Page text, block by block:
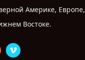
Америке, Европе,
Востоке.